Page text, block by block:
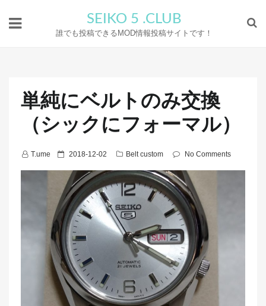
SEIKO 5 .CLUB
誰でも投稿できるMOD情報投稿サイトです！
単純にベルトのみ交換
（シックにフォーマル）
T.ume
P
s
t
e
d
n
2018-12-02 Belt custom No Comments